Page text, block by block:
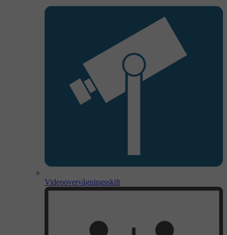
Videoovervågningsskilt